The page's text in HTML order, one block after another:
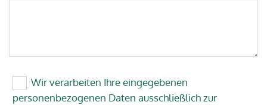
Wir verarbeiten Ihre eingegebenen
personenbezogenen Daten ausschließlich zur